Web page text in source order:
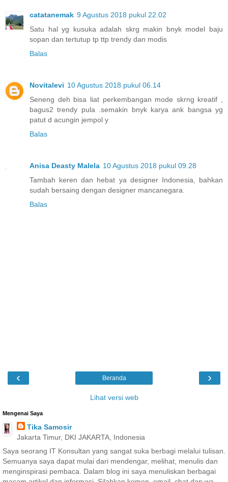
catatanemak 9 Agustus 2018 pukul 22.02
Satu hal yg kusuka adalah skrg makin bnyk model baju
sopan dan tertutup tp ttp trendy dan modis
Balas
Novitalevi 10 Agustus 2018 pukul 06.14
Seneng deh bisa liat perkembangan mode skrng kreatif ,
bagus2 trendy pula .semakin bnyk karya ank bangsa yg
patut d acungin jempol y
Balas
Anisa Deasty Malela 10 Agustus 2018 pukul 09.28
Tambah keren dan hebat ya designer Indonesia, bahkan
sudah bersaing dengan designer mancanegara.
Balas
‹ ›
Beranda
Lihat versi web
Mengenai Saya
Tika Samosir
Jakarta Timur, DKI JAKARTA, Indonesia
Saya seorang IT Konsultan yang sangat suka berbagi melalui tulisan.
Semuanya saya dapat mulai dari mendengar, melihat, menulis dan
menginspirasi pembaca. Dalam blog ini saya menuliskan berbagai